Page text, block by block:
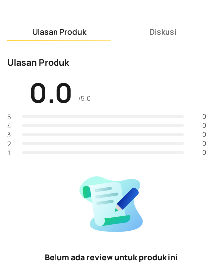
Ulasan Produk Diskusi
Ulasan Produk
0.0 /5.0
5
0
4
0
3
0
2
0
1
0
Belum ada review untuk produk ini